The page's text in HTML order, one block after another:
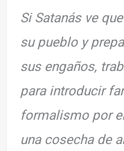
Si Satanás ve
su pueblo y
sus engaños,
para introducir
formalismo por
una cosecha de